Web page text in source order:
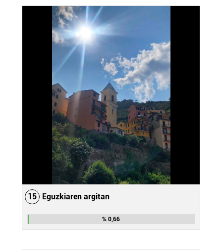
fitxategiak erabiltzen ditu. Zure esperientzia eta
zerbitzuak hobetzeko asmoz, cookie teknologiaz
baliatzen gara. Ohar hau onartuz gero, teknologia hori
erabiltzeko baimen esplizitua ematen diguzu.Gehiago
15 Eguzkiaren argitan
% 0,66